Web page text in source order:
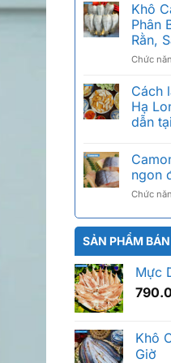
Khô
Phân
Rằn,
Chức
Cách
Hạ
dẫn
ngon
Chức
SẢN PHẨM
Mực
Khô
Giờ